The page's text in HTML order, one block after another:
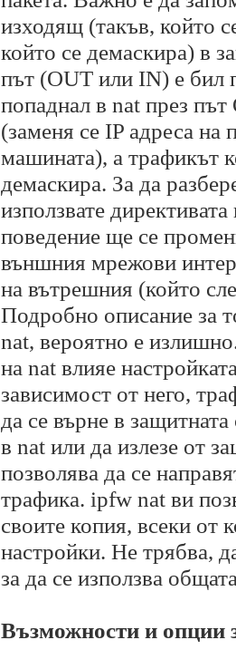
изходящ (такъв, който
който се демаскира) в
път (OUT или IN) е бил
попаднал в nat през
(заменя се IP адреса на
машината), а трафикът
демаскира. За да
използвате
поведение ще се
външния мрежови
на вътрешния (който
Подробно описание за
nat, вероятно е
на nat влияе
зависимост от него,
да се върне в
в nat или да излезе от
позволява да се
трафика. ipfw nat ви
своите копия, всеки от
настройки. Не трябва,
за да се използва
Възможности и опции